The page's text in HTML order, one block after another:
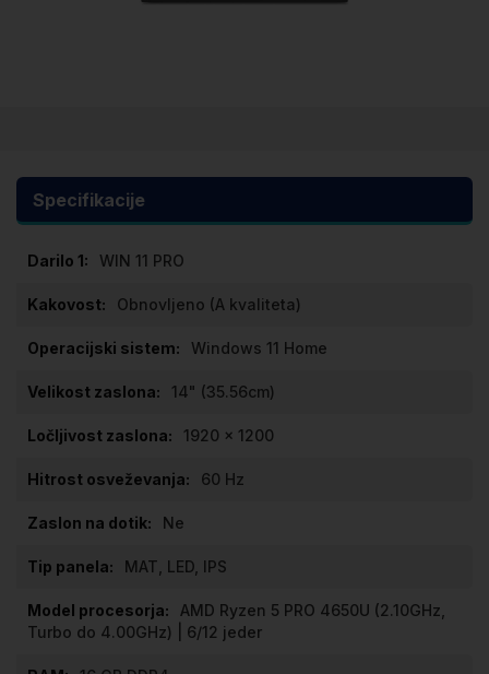
galerije
slikSpecifikacije
WIN 11 PRO
Obnovljeno (A kvaliteta)
Windows 11 Home
14" (35.56cm)
1920 x 1200
60 Hz
Ne
MAT, LED, IPS
AMD Ryzen 5 PRO 4650U (2.10GHz,
Turbo do 4.00GHz) | 6/12 jeder